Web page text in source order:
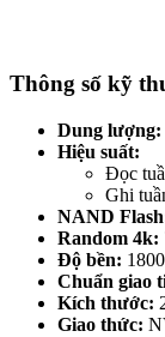
Thông số kỹ
Dung lượng:
Hiệu suất:
Đọc
Ghi
NAND
Random 4k:
Độ bền:
Chuẩn giao
Kích thước:
Giao thức: